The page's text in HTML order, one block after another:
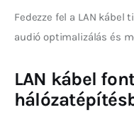
Fedezze fel a LAN
audió optimalizálás és
LAN kábel